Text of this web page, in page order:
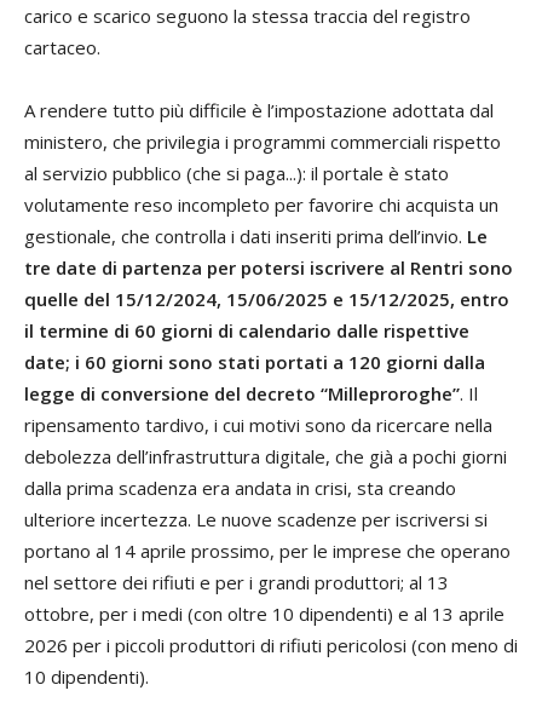
carico e scarico seguono la stessa traccia del registro
cartaceo.
A rendere tutto più difficile è l’impostazione adottata dal
ministero, che privilegia i programmi commerciali rispetto
al servizio pubblico (che si paga...): il portale è stato
volutamente reso incompleto per favorire chi acquista un
gestionale, che controlla i dati inseriti prima dell’invio. Le
tre date di partenza per potersi iscrivere al Rentri sono
quelle del 15/12/2024, 15/06/2025 e 15/12/2025, entro
il termine di 60 giorni di calendario dalle rispettive
date; i 60 giorni sono stati portati a 120 giorni dalla
legge di conversione del decreto “Milleproroghe”. Il
ripensamento tardivo, i cui motivi sono da ricercare nella
debolezza dell’infrastruttura digitale, che già a pochi giorni
dalla prima scadenza era andata in crisi, sta creando
ulteriore incertezza. Le nuove scadenze per iscriversi si
portano al 14 aprile prossimo, per le imprese che operano
nel settore dei rifiuti e per i grandi produttori; al 13
ottobre, per i medi (con oltre 10 dipendenti) e al 13 aprile
2026 per i piccoli produttori di rifiuti pericolosi (con meno di
10 dipendenti).